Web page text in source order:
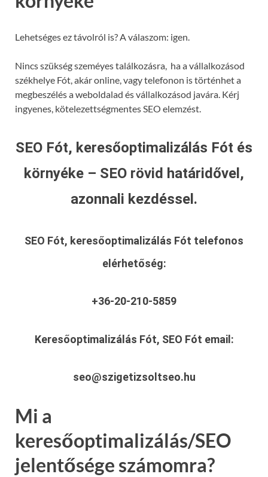
Lehetséges ez távolról is? A válaszom: igen.
Nincs szükség szeméyes találkozásra, ha a vállalkozásod
székhelye Fót, akár online, vagy telefonon is történhet a
megbeszélés a weboldalad és vállalkozásod javára. Kérj
ingyenes, kötelezettségmentes SEO elemzést.
SEO Fót, keresőoptimalizálás Fót és
környéke – SEO rövid határidővel,
azonnali kezdéssel.
SEO Fót, keresőoptimalizálás Fót telefonos
elérhetőség:
+36-20-210-5859
Keresőoptimalizálás Fót, SEO Fót email:
seo@szigetizsoltseo.hu
Mi a
keresőoptimalizálás/SEO
jelentősége számomra?